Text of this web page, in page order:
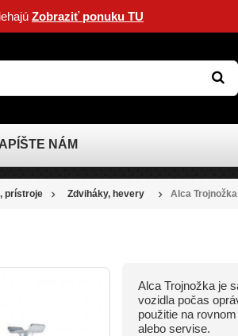
Zobraziť ponuku TU
NÁM
prístroje Zdviháky, hevery Alca Trojnožka
Alca Trojnožka je
vozidla počas
použitie na
alebo servise.